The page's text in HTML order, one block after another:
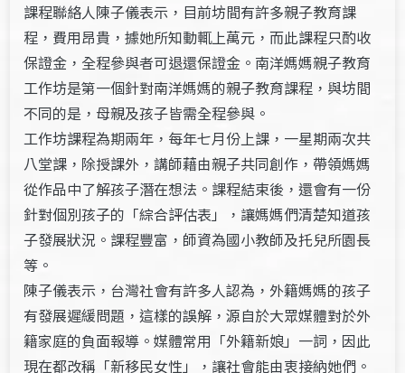
課程聯絡人陳子儀表示，目前坊間有許多親子教育課
程，費用昂貴，據她所知動輒上萬元，而此課程只酌收
保證金，全程參與者可退還保證金。南洋媽媽親子教育
工作坊是第一個針對南洋媽媽的親子教育課程，與坊間
不同的是，母親及孩子皆需全程參與。
工作坊課程為期兩年，每年七月份上課，一星期兩次共
八堂課，除授課外，講師藉由親子共同創作，帶領媽媽
從作品中了解孩子潛在想法。課程結束後，還會有一份
針對個別孩子的「綜合評估表」，讓媽媽們清楚知道孩
子發展狀況。課程豐富，師資為國小教師及托兒所園長
等。
陳子儀表示，台灣社會有許多人認為，外籍媽媽的孩子
有發展遲緩問題，這樣的誤解，源自於大眾媒體對於外
籍家庭的負面報導。媒體常用「外籍新娘」一詞，因此
現在都改稱「新移民女性」，讓社會能由衷接納她們。